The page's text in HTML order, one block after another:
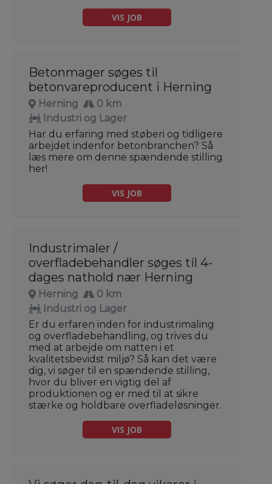
VIS JOB
Betonmager søges til
betonvareproducent i Herning
Herning
0 km
Industri og Lager
Har du erfaring med støberi og tidligere
arbejdet indenfor betonbranchen? Så
læs mere om denne spændende stilling
her!
VIS JOB
Industrimaler /
overfladebehandler søges til 4-
dages nathold nær Herning
Herning
0 km
Industri og Lager
Er du erfaren inden for industrimaling
og overfladebehandling, og trives du
med at arbejde om natten i et
kvalitetsbevidst miljø? Så kan det være
dig, vi søger til en spændende stilling,
hvor du bliver en vigtig del af
produktionen og er med til at sikre
stærke og holdbare overfladeløsninger.
VIS JOB